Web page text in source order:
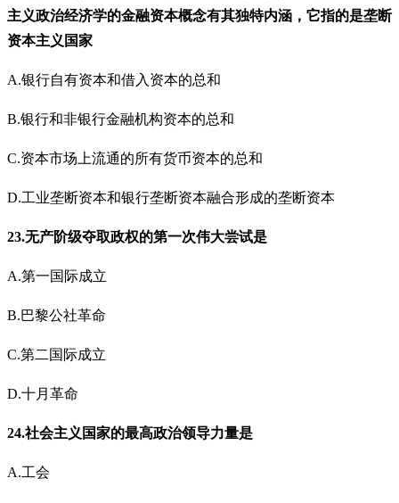
主义政治经济学的金融资本概念有其独特内涵，它指的是垄断
资本主义国家
A.银行自有资本和借入资本的总和
B.银行和非银行金融机构资本的总和
C.资本市场上流通的所有货币资本的总和
D.工业垄断资本和银行垄断资本融合形成的垄断资本
23.无产阶级夺取政权的第一次伟大尝试是
A.第一国际成立
B.巴黎公社革命
C.第二国际成立
D.十月革命
24.社会主义国家的最高政治领导力量是
A.工会